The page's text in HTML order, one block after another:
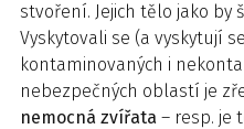
stvoření. Jejich tělo jako by
Vyskytovali se (a vyskytují
kontaminovaných i
nebezpečných oblastí je
nemocná zvířata – resp. je